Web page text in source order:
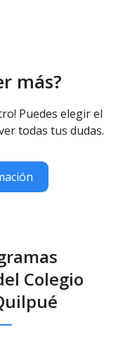
más?
Puedes elegir el
todas tus dudas.
Colegio